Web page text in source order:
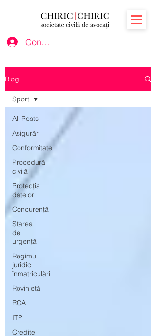
Conectează-te
Blog
All Posts
Asigurări
Conformitate
Procedură
civilă
Protecția
datelor
Concurență
Starea
de
urgență
Regimul
juridic
înmatriculări
Rovinietă
RCA
ITP
Credite
Sport